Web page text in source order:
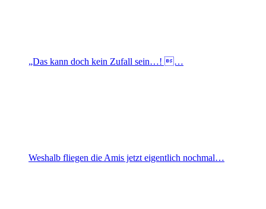
„Das kann doch kein Zufall sein…! …
Weshalb fliegen die Amis jetzt eigentlich nochmal…